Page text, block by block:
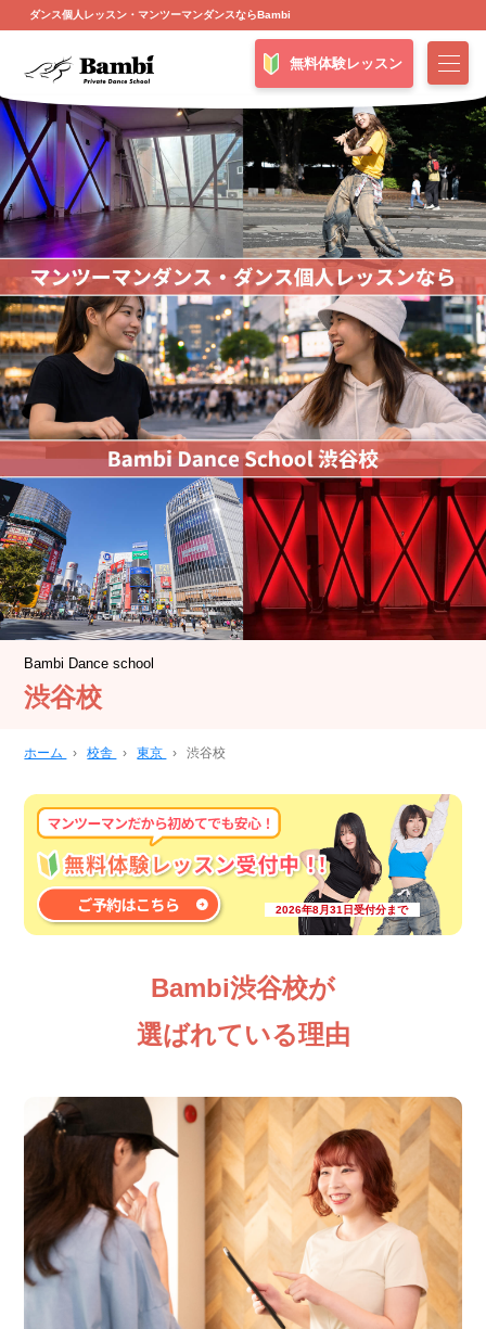
ダンス個人レッスン・マンツーマンダンスならBambi
無料体験レッスン
Bambi Dance school
渋谷校
ホーム › 校舎 › 東京 › 渋谷校
2026年8月31日受付分まで
Bambi渋谷校が
選ばれている理由